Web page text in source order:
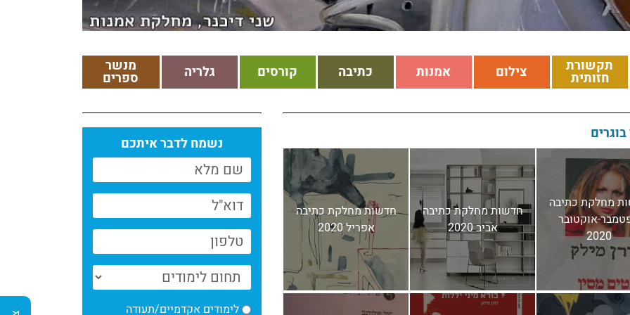
תקשורת
חזותית צילום אמנות כתיבה קורסים גלריה מנשר
ספרים
מחלקת כתיבה
אוקטובר
2020
חדשות מחלקת כתיבה
אביב 2020
חדשות מחלקת כתיבה
אפריל 2020
נשמח לדבר איתכם
לימודים אקדמיים/תעודה